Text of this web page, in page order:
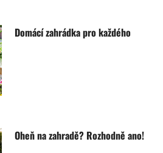
Domácí zahrádka pro každého
Oheň na zahradě? Rozhodně ano!